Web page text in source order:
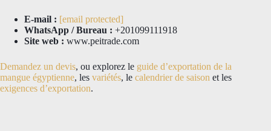
E-mail : [email protected]
WhatsApp / Bureau : +201099111918
Site web : www.peitrade.com
Demandez un devis, ou explorez le guide d’exportation de la
mangue égyptienne, les variétés, le calendrier de saison et les
exigences d’exportation.